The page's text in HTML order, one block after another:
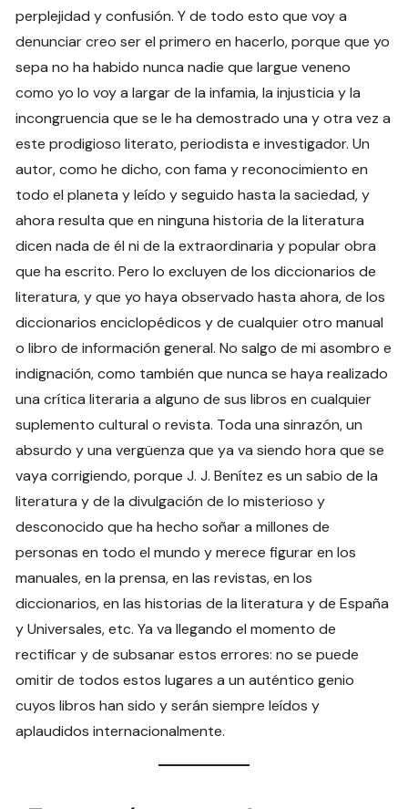
perplejidad y confusión. Y de todo esto que voy a
denunciar creo ser el primero en hacerlo, porque que yo
sepa no ha habido nunca nadie que largue veneno
como yo lo voy a largar de la infamia, la injusticia y la
incongruencia que se le ha demostrado una y otra vez a
este prodigioso literato, periodista e investigador. Un
autor, como he dicho, con fama y reconocimiento en
todo el planeta y leído y seguido hasta la saciedad, y
ahora resulta que en ninguna historia de la literatura
dicen nada de él ni de la extraordinaria y popular obra
que ha escrito. Pero lo excluyen de los diccionarios de
literatura, y que yo haya observado hasta ahora, de los
diccionarios enciclopédicos y de cualquier otro manual
o libro de información general. No salgo de mi asombro e
indignación, como también que nunca se haya realizado
una crítica literaria a alguno de sus libros en cualquier
suplemento cultural o revista. Toda una sinrazón, un
absurdo y una vergüenza que ya va siendo hora que se
vaya corrigiendo, porque J. J. Benítez es un sabio de la
literatura y de la divulgación de lo misterioso y
desconocido que ha hecho soñar a millones de
personas en todo el mundo y merece figurar en los
manuales, en la prensa, en las revistas, en los
diccionarios, en las historias de la literatura y de España
y Universales, etc. Ya va llegando el momento de
rectificar y de subsanar estos errores: no se puede
omitir de todos estos lugares a un auténtico genio
cuyos libros han sido y serán siempre leídos y
aplaudidos internacionalmente.